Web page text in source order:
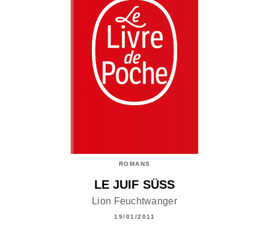
ROMANS
LE JUIF SÜSS
Lion Feuchtwanger
19/01/2011